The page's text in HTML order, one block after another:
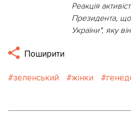
Реакція
Президента,
України", яку
Поширити
зеленський жінки